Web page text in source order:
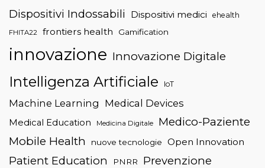
Dispositivi Indossabili Dispositivi medici ehealth
FHITA22 frontiers health Gamification
innovazione Innovazione Digitale
Intelligenza Artificiale IoT
Machine Learning Medical Devices
Medical Education Medicina Digitale
Medico-Paziente
Mobile Health
nuove tecnologie Open Innovation
Patient Education PNRR
Prevenzione